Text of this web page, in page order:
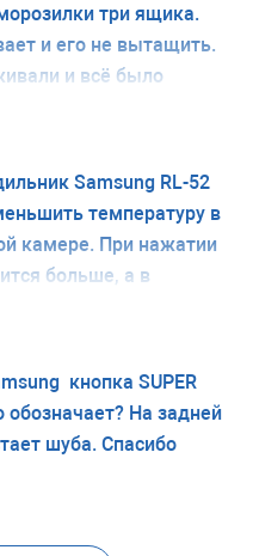
три ящика.
и его не вытащить.
и всё было
и вновь стало нижний
Samsung RL-52
температуру в
камере. При нажатии
больше, а в
Спасибо заранее за
кнопка SUPER
обозначает? На задней
шуба. Спасибо